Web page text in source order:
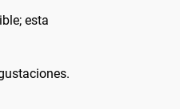
esta